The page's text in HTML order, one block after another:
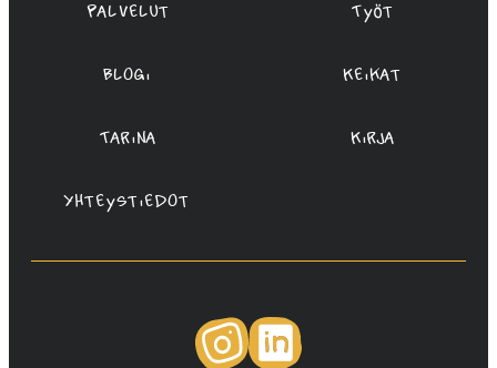
Palvelut Työt
Blogi Keikat
Tarina Kirja
Yhteystiedot
Instagram